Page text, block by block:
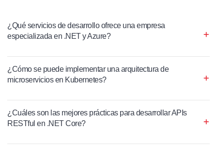
¿Qué servicios de desarrollo ofrece una empresa
especializada en .NET y Azure?
¿Cómo se puede implementar una arquitectura de
microservicios en Kubernetes?
¿Cuáles son las mejores prácticas para desarrollar APIs
RESTful en .NET Core?